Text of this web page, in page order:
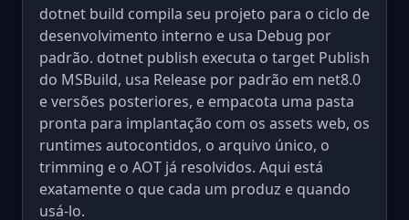
dotnet build compila seu projeto para o ciclo de
desenvolvimento interno e usa Debug por
padrão. dotnet publish executa o target Publish
do MSBuild, usa Release por padrão em net8.0
e versões posteriores, e empacota uma pasta
pronta para implantação com os assets web, os
runtimes autocontidos, o arquivo único, o
trimming e o AOT já resolvidos. Aqui está
exatamente o que cada um produz e quando
usá-lo.